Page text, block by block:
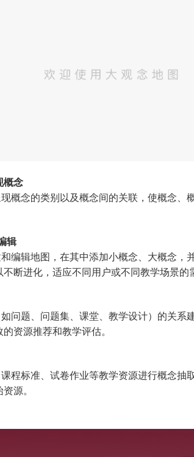
概念
概念的类别以及概念间的关联，使概念、
辑
编辑地图，在其中添加小概念、大概念，
断进化，适应不同用户或不同教学场景的
问题、问题集、课堂、教学设计）的关系
资源推荐和教学评估。
程标准、试卷作业等教学资源进行概念抽
源。